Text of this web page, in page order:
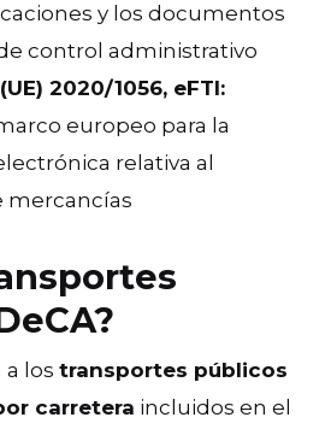
y los documentos
control administrativo
2020/1056, eFTI:
europeo para la
relativa al
mercancías
a los transportes públicos
carretera incluidos en el